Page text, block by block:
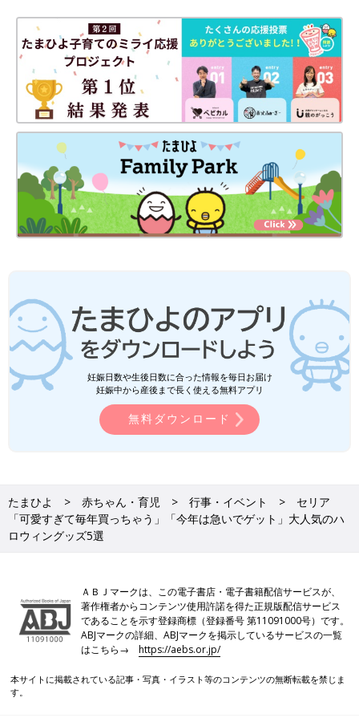
ンドや、スマホケースをMagSafe化できるリン
グなど気になるものが勢ぞろいです。超使える
アイテムばかりなので、ぜひチェックしてみて
くださね♪
今回はセリアのハロウィングッズをご紹介しました。季節物は出
番が少ないので、1個110円とプチプラでゲットできるのは助か
りますよね。人気のアイテムは早々に売り切れてしまうことが多
いので、早めのチェックをおすすめします♪
(文：mayu)
●記事内の価格はすべて税込み、2024年9月時点のものです。
●記事内容でご紹介している投稿、リンク先は、削除される場合
があります。あらかじめご了承ください。
●記事の内容は2024年9月の情報で、現在と異なる場合がありま
す。
ょっとしたお出かけに便利なショルダーバッグ
や、いろんなものを入れられるコインケースな
ど、優秀アイテムが勢ぞろい♪ 高見えしていて
おしゃれすぎるとSNSでも大人気なので、ぜひ
ダイソー、セリア「これが110円は破
格」「可愛すぎて2個買い」話題の高見
えインテリアグッズ5選
「プチプラなのにおしゃれすぎる」とSNSでも
大注目の100均のインテリアグッズ。そこで今
回は、ダイソーとセリアでゲットできる高見え
妊娠日数や生後日数に合った情報を毎日お届け
妊娠中から産後まで長く使える無料アプリ
無料ダウンロード
たまひよ 赤ちゃん・育児 行事・イベント
セリア
「可愛すぎて毎年買っちゃう」「今年は急いでゲット」大人気のハ
ロウィングッズ5選
ＡＢＪマークは、この電子書店・電子書籍配信サービスが、
著作権者からコンテンツ使用許諾を得た正規版配信サービス
であることを示す登録商標（登録番号 第11091000号）です。
ABJマークの詳細、ABJマークを掲示しているサービスの一覧
はこちら→https://aebs.or.jp/
本サイトに掲載されている記事・写真・イラスト等のコンテンツの無断転載を禁じま
す。